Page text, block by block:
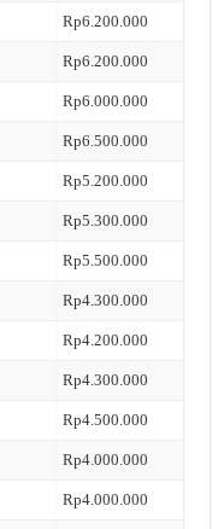
Rp6.200.000
Rp6.200.000
Rp6.000.000
Rp6.500.000
Rp5.200.000
Rp5.300.000
Rp5.500.000
Rp4.300.000
Rp4.200.000
Rp4.300.000
Rp4.500.000
Rp4.000.000
Rp4.000.000